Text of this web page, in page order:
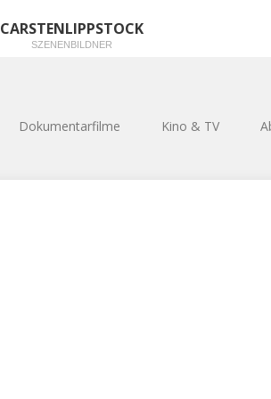
CARSTENLIPPSTOCK
SZENENBILDNER
Dokumentarfilme Kino & TV